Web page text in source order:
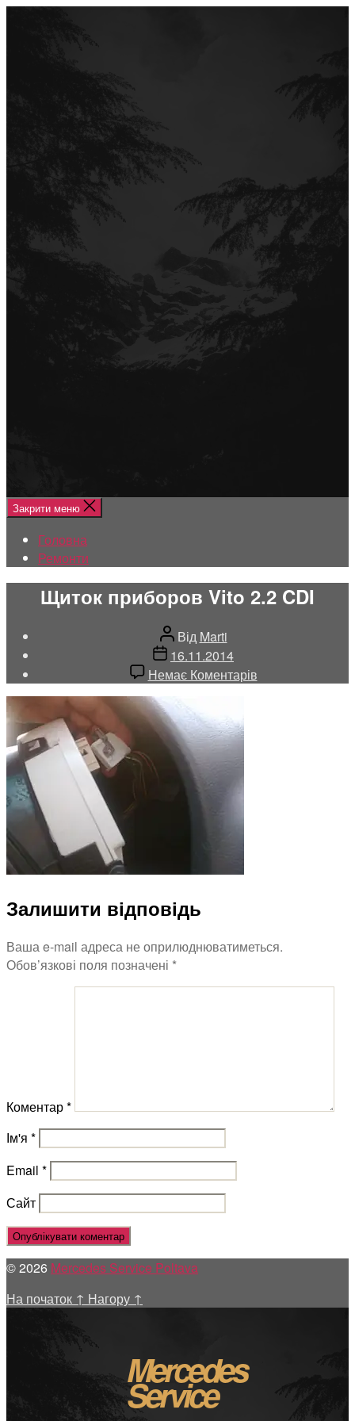
Закрити меню
Головна
Ремонти
Щиток приборов Vito 2.2 CDI
Автор
запису
Від Marti
Дата
запису
16.11.2014
Немає Коментарівдо
Залишити відповідь
Ваша e-mail адреса не оприлюднюватиметься.
Обов’язкові поля позначені *
Коментар*
Ім'я *
Email *
Сайт
© 2026 Mercedes Service Poltava
На початок ↑ Нагору ↑
Mercedes
Service